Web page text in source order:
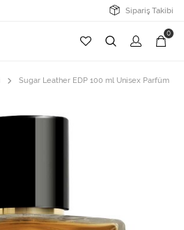
Sipariş Takibi
0
Sugar Leather EDP 100 ml Unisex Parfüm